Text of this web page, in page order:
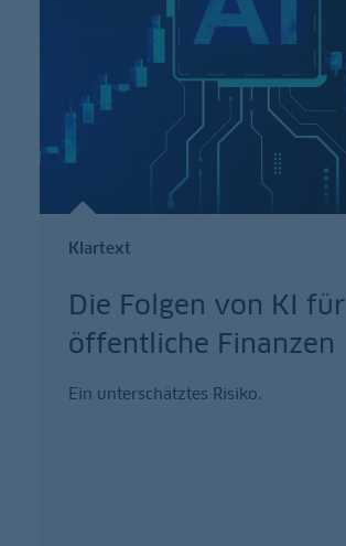
Klartext
Die Folgen von KI für
öffentliche Finanzen
Ein unterschätztes Risiko.